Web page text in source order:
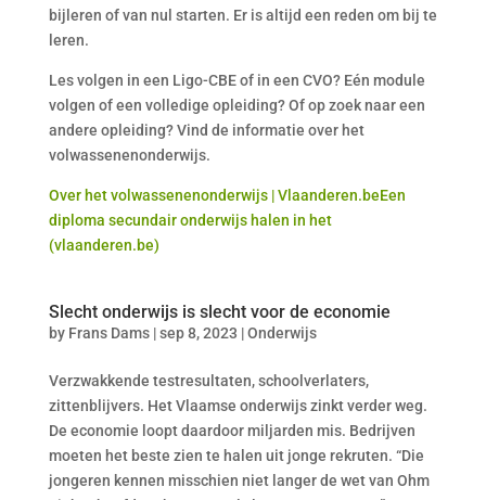
bijleren of van nul starten. Er is altijd een reden om bij te
leren.
Les volgen in een Ligo-CBE of in een CVO? Eén module
volgen of een volledige opleiding? Of op zoek naar een
andere opleiding? Vind de informatie over het
volwassenenonderwijs.
Over het volwassenenonderwijs | Vlaanderen.beEen
diploma secundair onderwijs halen in het
(vlaanderen.be)
Slecht onderwijs is slecht voor de economie
by Frans Dams|sep 8, 2023 |Onderwijs
Verzwakkende testresultaten, schoolverlaters,
zittenblijvers. Het Vlaamse onderwijs zinkt verder weg.
De economie loopt daardoor miljarden mis. Bedrijven
moeten het beste zien te halen uit jonge rekruten. “Die
jongeren kennen misschien niet langer de wet van Ohm